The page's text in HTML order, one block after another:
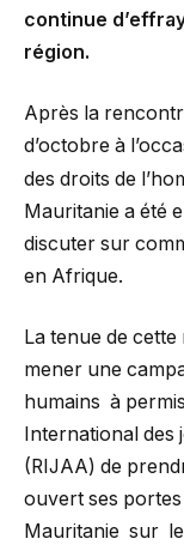
continue
région.
Après la
d’octobre à
des droits de
Mauritanie a été
discuter sur
en Afrique.
La tenue de
mener une
humains à
International des
(RIJAA) de
ouvert ses
Mauritanie sur